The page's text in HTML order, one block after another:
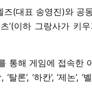
(대표 송영진)와 공
’(이하 그랑사가 키
해 게임에 접속한
론’, ‘하칸’, ‘제논’, ‘